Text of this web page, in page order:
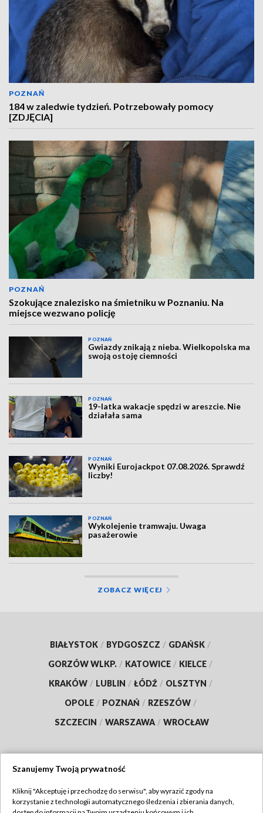
POZNAŃ
184 w zaledwie tydzień. Potrzebowały pomocy
[ZDJĘCIA]
POZNAŃ
Szokujące znalezisko na śmietniku w Poznaniu. Na
miejsce wezwano policję
POZNAŃ
Gwiazdy znikają z nieba. Wielkopolska ma
swoją ostoję ciemności
POZNAŃ
19-latka wakacje spędzi w areszcie. Nie
działała sama
POZNAŃ
Wyniki Eurojackpot 07.08.2026. Sprawdź
liczby!
POZNAŃ
Wykolejenie tramwaju. Uwaga
pasażerowie
ZOBACZ WIĘCEJ
BIAŁYSTOK / BYDGOSZCZ / GDAŃSK /
GORZÓW WLKP. / KATOWICE / KIELCE /
KRAKÓW / LUBLIN / ŁÓDŹ / OLSZTYN /
OPOLE / POZNAŃ / RZESZÓW /
SZCZECIN / WARSZAWA / WROCŁAW
TVP
Szanujemy Twoją prywatność
Kliknij "Akceptuję i przechodzę do serwisu", aby wyrazić zgody na
korzystanie z technologii automatycznego śledzenia i zbierania danych,